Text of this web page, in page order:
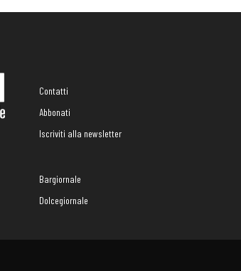
Contatti
Abbonati
Iscriviti alla newsletter
Bargiornale
Dolcegiornale